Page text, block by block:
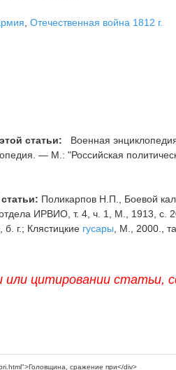
,Отечественная война 1812 г.
статьи:
Военная
— М.: "Российская
Поликарпов Н.П., Боевой
ИРВИО, т. 4, ч. 1, М., 1913, с.
г.; Клястицкие гусары, М., 2000.,
или цитировании статьи,